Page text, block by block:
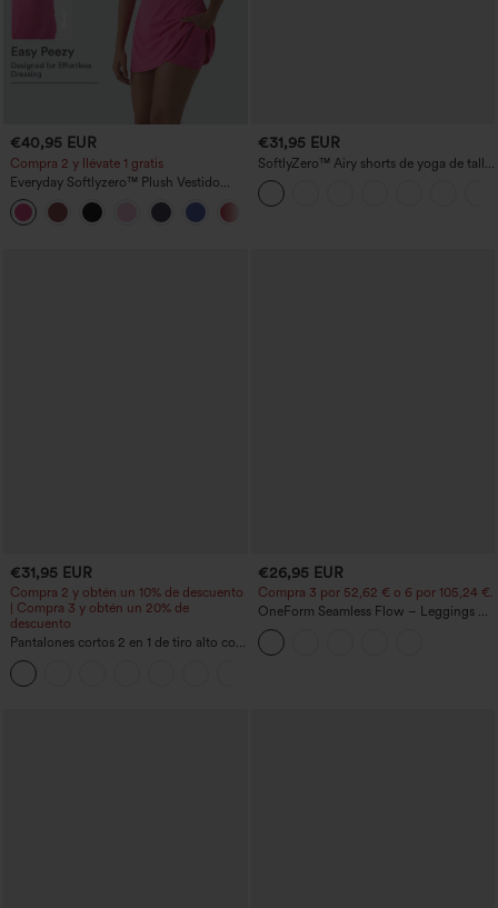
€40,95 EUR
Compra 2 y llévate 1 gratis
Everyday Softlyzero™ Plush Vestido
deportivo sin espalda 2 en 1
acampanado -Wannabe -Easy Peezy
€31,95 EUR
SoftlyZero™ Airy shorts de yoga de talle
alto, fruncidos, InstantCool, 3'' con
bolsillos
€31,95 EUR
Compra 2 y obtén un 10% de descuento
| Compra 3 y obtén un 20% de
descuento
Pantalones cortos 2 en 1 de tiro alto con
bolsillo interior y trasero
€26,95 EUR
Compra 3 por 52,62 € o 6 por 105,24 €.
OneForm Seamless Flow – Leggings de
yoga sin costuras, tiro medio, control de
abdomen y realce de glúteos